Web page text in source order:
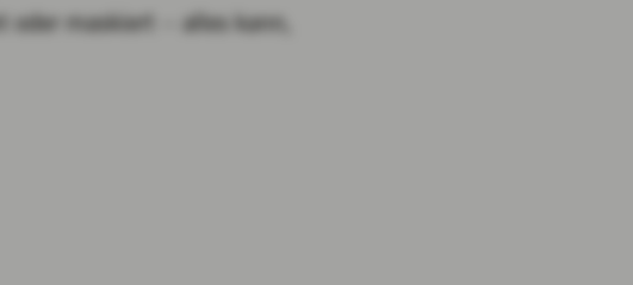
oder maskiert – alles kann,